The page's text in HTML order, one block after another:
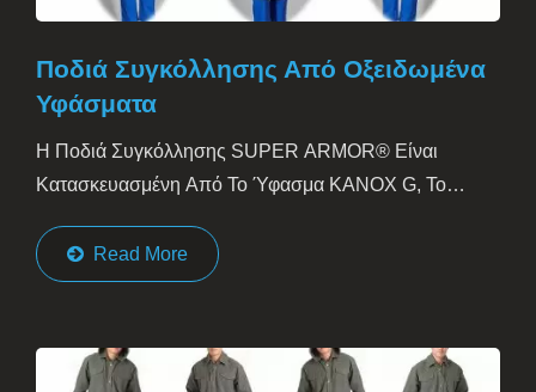
Ποδιά Συγκόλλησης Από Οξειδωμένα
Υφάσματα
Η Ποδιά Συγκόλλησης SUPER ARMOR® Είναι
Κατασκευασμένη Από Το Ύφασμα KANOX G, Το
Read More